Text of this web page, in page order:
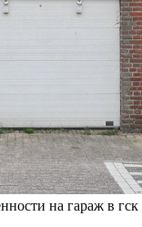
на гараж в гск